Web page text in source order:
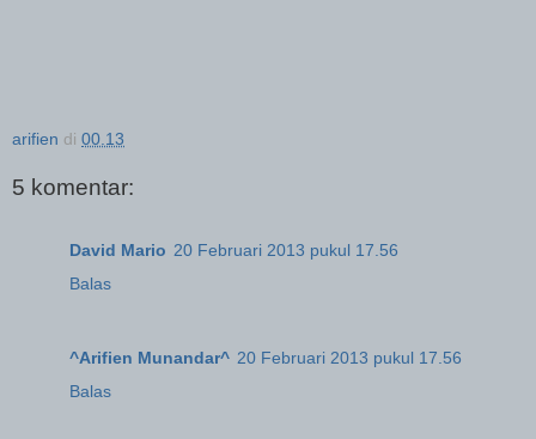
arifien di 00.13
5 komentar:
David Mario 20 Februari 2013 pukul 17.56
Balas
^Arifien Munandar^ 20 Februari 2013 pukul 17.56
Balas